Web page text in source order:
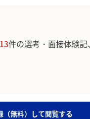
13件の選考・面接体験記、
（無料）して閲覧する